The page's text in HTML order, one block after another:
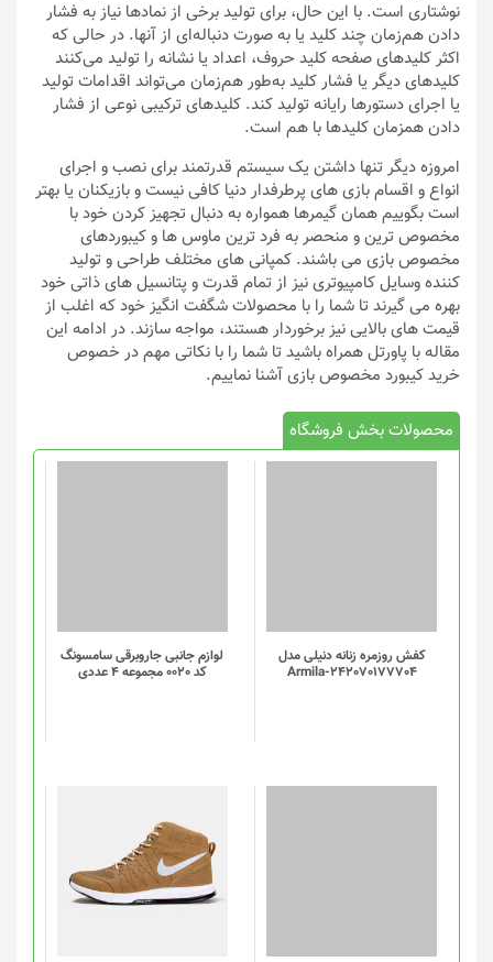
نوشتاری است. با این حال، برای تولید برخی از نمادها نیاز به فشار
دادن هم‌زمان چند کلید یا به صورت دنباله‌ای از آنها. در حالی که
اکثر کلیدهای صفحه کلید حروف، اعداد یا نشانه را تولید می‌کنند
کلیدهای دیگر یا فشار کلید به‌طور هم‌زمان می‌تواند اقدامات تولید
یا اجرای دستورها رایانه تولید کند. کلیدهای ترکیبی نوعی از فشار
دادن همزمان کلیدها با هم است.
امروزه دیگر تنها داشتن یک سیستم قدرتمند برای نصب و اجرای
انواع و اقسام بازی های پرطرفدار دنیا کافی نیست و بازیکنان یا بهتر
است بگوییم همان گیمرها همواره به دنبال تجهیز کردن خود با
مخصوص ترین و منحصر به فرد ترین ماوس ها و کیبوردهای
مخصوص بازی می باشند. کمپانی های مختلف طراحی و تولید
کننده وسایل کامپیوتری نیز از تمام قدرت و پتانسیل های ذاتی خود
بهره می گیرند تا شما را با محصولات شگفت انگیز خود که اغلب از
قیمت های بالایی نیز برخوردار هستند، مواجه سازند. در ادامه این
مقاله با پاورتل همراه باشید تا شما را با نکاتی مهم در خصوص
خرید کیبورد مخصوص بازی آشنا نماییم.
محصولات بخش فروشگاه
کفش روزمره زنانه دنیلی مدل
Armila-242070177704
لوازم جانبی جاروبرقی سامسونگ
کد 0020 مجموعه 4 عددی
محصول
دارای
انواع
مختلفی